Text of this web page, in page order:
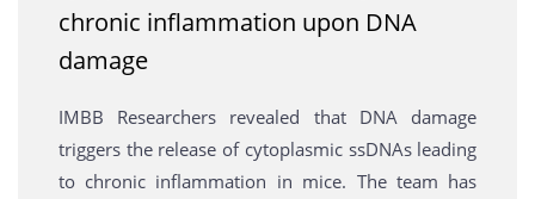
chronic inflammation upon DNA
damage
IMBB Researchers revealed that DNA damage
triggers the release of cytoplasmic ssDNAs leading
to chronic inflammation in mice. The team has